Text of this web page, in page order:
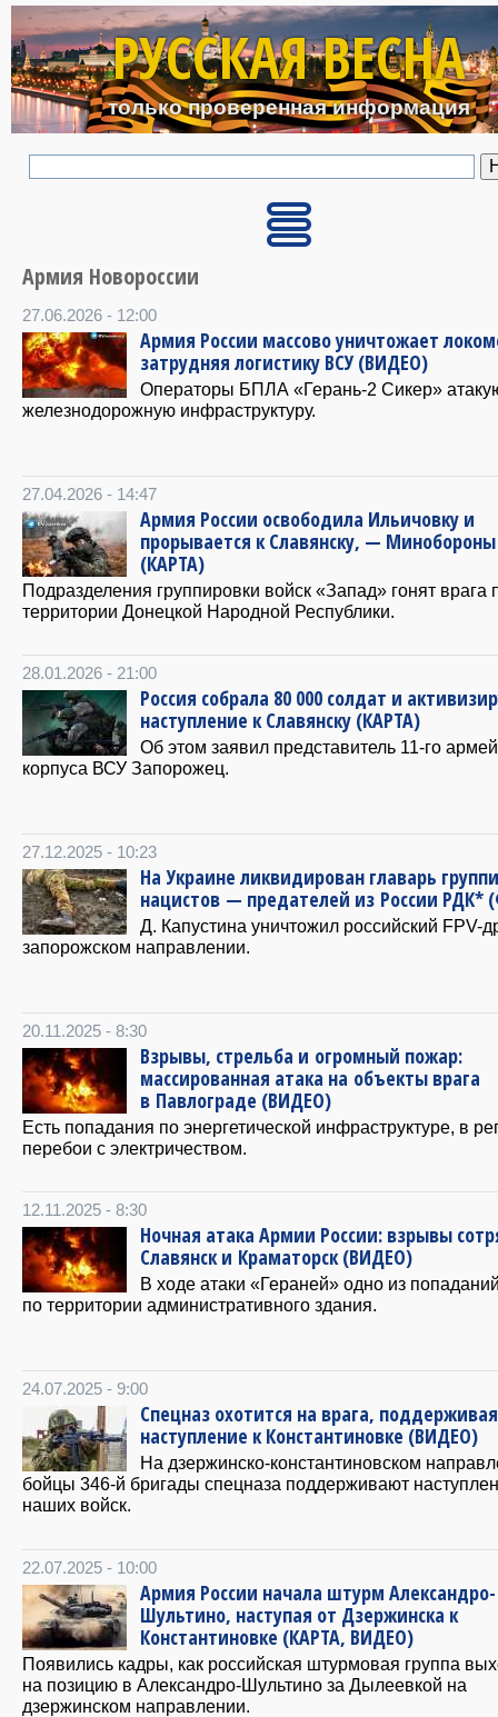
Перейти к основному
РУССКАЯ ВЕСНА
только проверенная информация
Армия Новороссии
27.06.2026 - 12:00
Армия России массово уничтожает
затрудняя логистику ВСУ (ВИДЕО)
Операторы БПЛА «Герань-2 Сикер»
железнодорожную инфраструктуру.
27.04.2026 - 14:47
Армия России освободила Ильичовку и
прорывается к Славянску, — Минобороны
(КАРТА)
Подразделения группировки войск «Запад» гонят врага
территории Донецкой Народной Республики.
28.01.2026 - 21:00
Россия собрала 80 000 солдат и
наступление к Славянску (КАРТА)
Об этом заявил представитель 11-го
корпуса ВСУ Запорожец.
27.12.2025 - 10:23
На Украине ликвидирован главарь
нацистов — предателей из России РДК*
Д. Капустина уничтожил российский FPV-
запорожском направлении.
20.11.2025 - 8:30
Взрывы, стрельба и огромный пожар:
массированная атака на объекты врага
в Павлограде (ВИДЕО)
Есть попадания по энергетической инфраструктуре, в
перебои с электричеством.
12.11.2025 - 8:30
Ночная атака Армии России: взрывы
Славянск и Краматорск (ВИДЕО)
В ходе атаки «Гераней» одно из
по территории административного здания.
24.07.2025 - 9:00
Спецназ охотится на врага, поддерживая
наступление к Константиновке (ВИДЕО)
На дзержинско-константиновском
бойцы 346-й бригады спецназа поддерживают
наших войск.
22.07.2025 - 10:00
Армия России начала штурм Александро-
Шультино, наступая от Дзержинска к
Константиновке (КАРТА, ВИДЕО)
Появились кадры, как российская штурмовая группа
на позицию в Александро-Шультино за Дылеевкой на
дзержинском направлении.